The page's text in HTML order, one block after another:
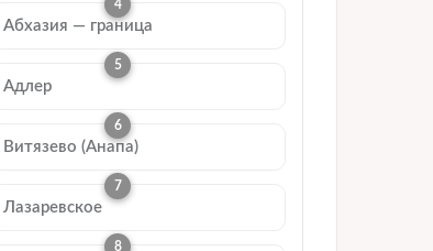
Абхазия — граница
Адлер
Витязево (Анапа)
Лазаревское